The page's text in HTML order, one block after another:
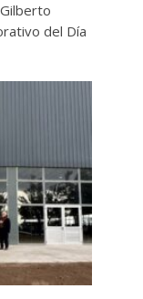
del Día